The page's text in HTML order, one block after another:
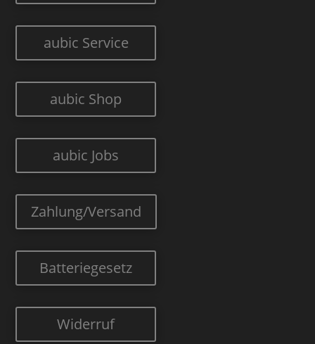
aubic Service
aubic Shop
aubic Jobs
Zahlung/Versand
Batteriegesetz
Widerruf